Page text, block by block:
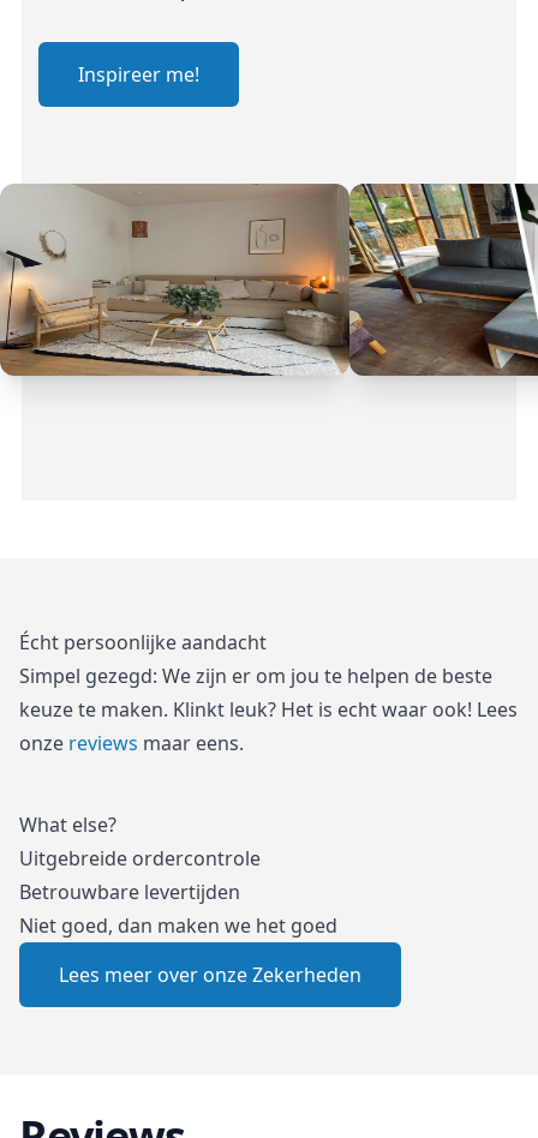
Inspireer me!
Écht persoonlijke aandacht
Simpel gezegd: We zijn er om jou te helpen de beste
keuze te maken. Klinkt leuk? Het is echt waar ook! Lees
onze reviews maar eens.
What else?
Uitgebreide ordercontrole
Betrouwbare levertijden
Niet goed, dan maken we het goed
Lees meer over onze Zekerheden